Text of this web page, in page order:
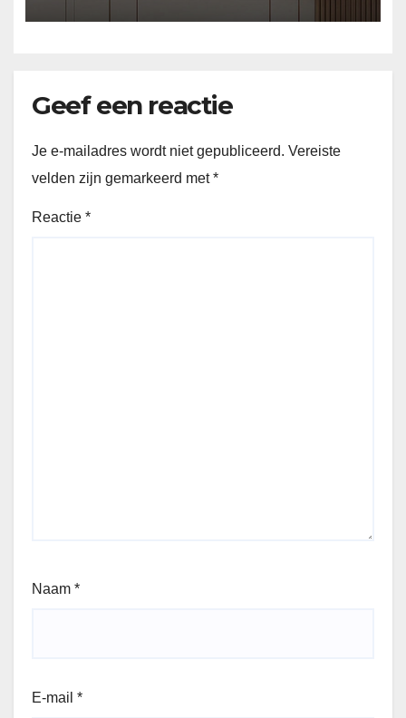
Geef een reactie
Je e-mailadres wordt niet gepubliceerd. Vereiste
velden zijn gemarkeerd met*
Reactie *
Naam *
E-mail *